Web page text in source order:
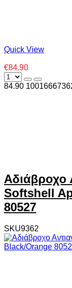
Quick View
€84.90
84.90 100
Αδιάβροχο
Softshell
80527
SKU9362